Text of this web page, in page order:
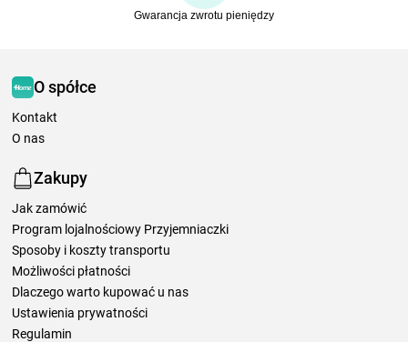
Gwarancja zwrotu pieniędzy
O spółce
Kontakt
O nas
Zakupy
Jak zamówić
Program lojalnościowy Przyjemniaczki
Sposoby i koszty transportu
Możliwości płatności
Dlaczego warto kupować u nas
Ustawienia prywatności
Regulamin